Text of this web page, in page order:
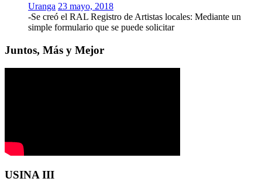
Uranga 23 mayo, 2018
-Se creó el RAL Registro de Artistas locales: Mediante un
simple formulario que se puede solicitar
Juntos, Más y Mejor
USINA III